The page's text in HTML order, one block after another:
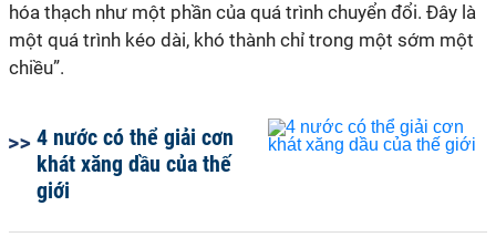
hóa thạch như một phần của quá trình chuyển đổi. Đây là
một quá trình kéo dài, khó thành chỉ trong một sớm một
chiều”.
4 nước có thể giải cơn
khát xăng dầu của thế
giới